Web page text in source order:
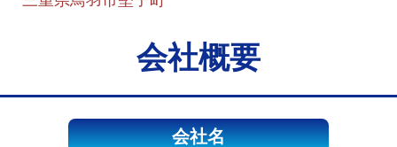
会社概要
会社名